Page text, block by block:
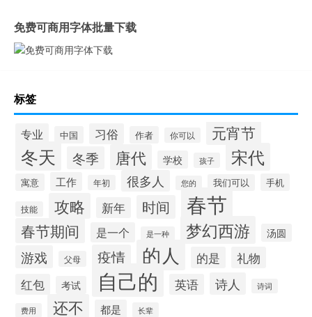
免费可商用字体批量下载
标签
专业 中国 习俗 作者 你可以 元宵节
冬天 冬季 唐代 学校 孩子 宋代
寓意 工作 年初 很多人 您的 我们可以 手机
技能 攻略 新年 时间 春节
春节期间 是一个 是一种 梦幻西游 汤圆
游戏 父母 疫情 的人 的是 礼物
红包 考试 自己的 英语 诗人 诗词
费用 还不 都是 长辈